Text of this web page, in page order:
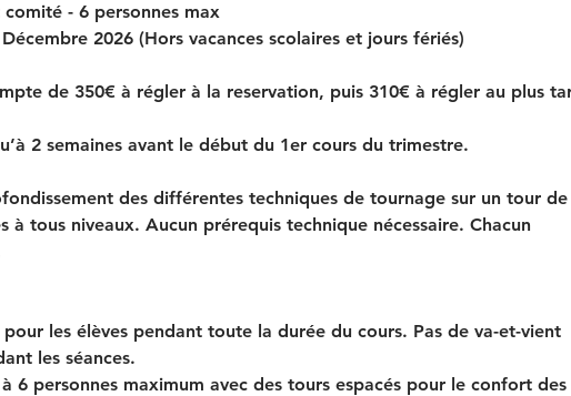
n
c
l
s
.
- 6 personnes max
2026 (Hors vacances scolaires et jours fériés)
de 350€ à régler à la reservation, puis 310€ à régler au plus
2 semaines avant le début du 1er cours du trimestre.
des différentes techniques de tournage sur un tour de
à tous niveaux. Aucun prérequis technique nécessaire. Chacun
pour les élèves pendant toute la durée du cours. Pas de va-et-vient
les séances.
6 personnes maximum avec des tours espacés pour le confort des